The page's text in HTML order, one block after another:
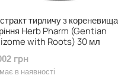
тирличу з
Herb Pharm (Gentian
with Roots) 30 мл
грн
в наявності